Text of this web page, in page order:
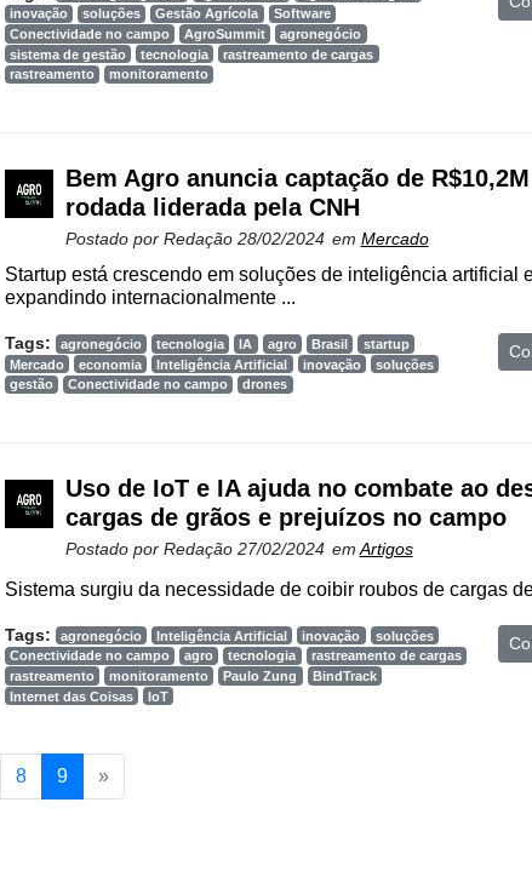
inovação
soluções Gestão Agrícola
Software
Conectividade no campo
AgroSummit
agronegócio
sistema de gestão
tecnologia
rastreamento de cargas
rastreamento
monitoramento
Bem Agro anuncia captação de
rodada liderada pela CNH
Postado por Redação 28/02/2024 em Mercado
Startup está crescendo em soluções de inteligência artificial
expandindo internacionalmente ...
Tags: agronegócio tecnologia IA agro Brasil
startup
Mercado
economia Inteligência Artificial inovação
soluções
gestão
Conectividade no campo drones
Uso de IoT e IA ajuda no combate ao
cargas de grãos e prejuízos no campo
Postado por Redação 27/02/2024 em Artigos
Sistema surgiu da necessidade de coibir roubos de cargas
Tags: agronegócio Inteligência Artificial inovação
soluções
Conectividade no campo
agro tecnologia
rastreamento de cargas
rastreamento
monitoramento Paulo Zung
BindTrack
Internet das Coisas
IoT
8 9 »